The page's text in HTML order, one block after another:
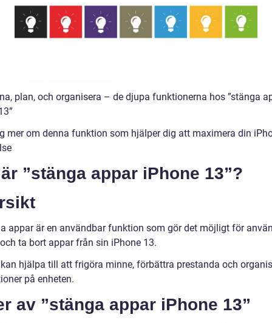
plan, och organisera – de djupa funktionerna hos ”stänga
mer om denna funktion som hjälper dig att maximera din
”stänga appar iPhone 13”?
appar är en användbar funktion som gör det möjligt för
ta bort appar från sin iPhone 13.
hjälpa till att frigöra minne, förbättra prestanda och
på enheten.
av ”stänga appar iPhone 13”